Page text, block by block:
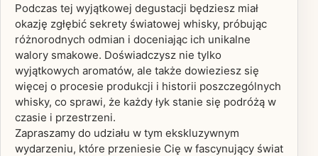
Podczas tej wyjątkowej degustacji będziesz miał
okazję zgłębić sekrety światowej whisky, próbując
różnorodnych odmian i doceniając ich unikalne
walory smakowe. Doświadczysz nie tylko
wyjątkowych aromatów, ale także dowieziesz się
więcej o procesie produkcji i historii poszczególnych
whisky, co sprawi, że każdy łyk stanie się podróżą w
czasie i przestrzeni.
Zapraszamy do udziału w tym ekskluzywnym
wydarzeniu, które przeniesie Cię w fascynujący świat